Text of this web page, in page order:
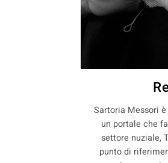
Sartoria Messori
un portale che
settore nuziale,
punto di